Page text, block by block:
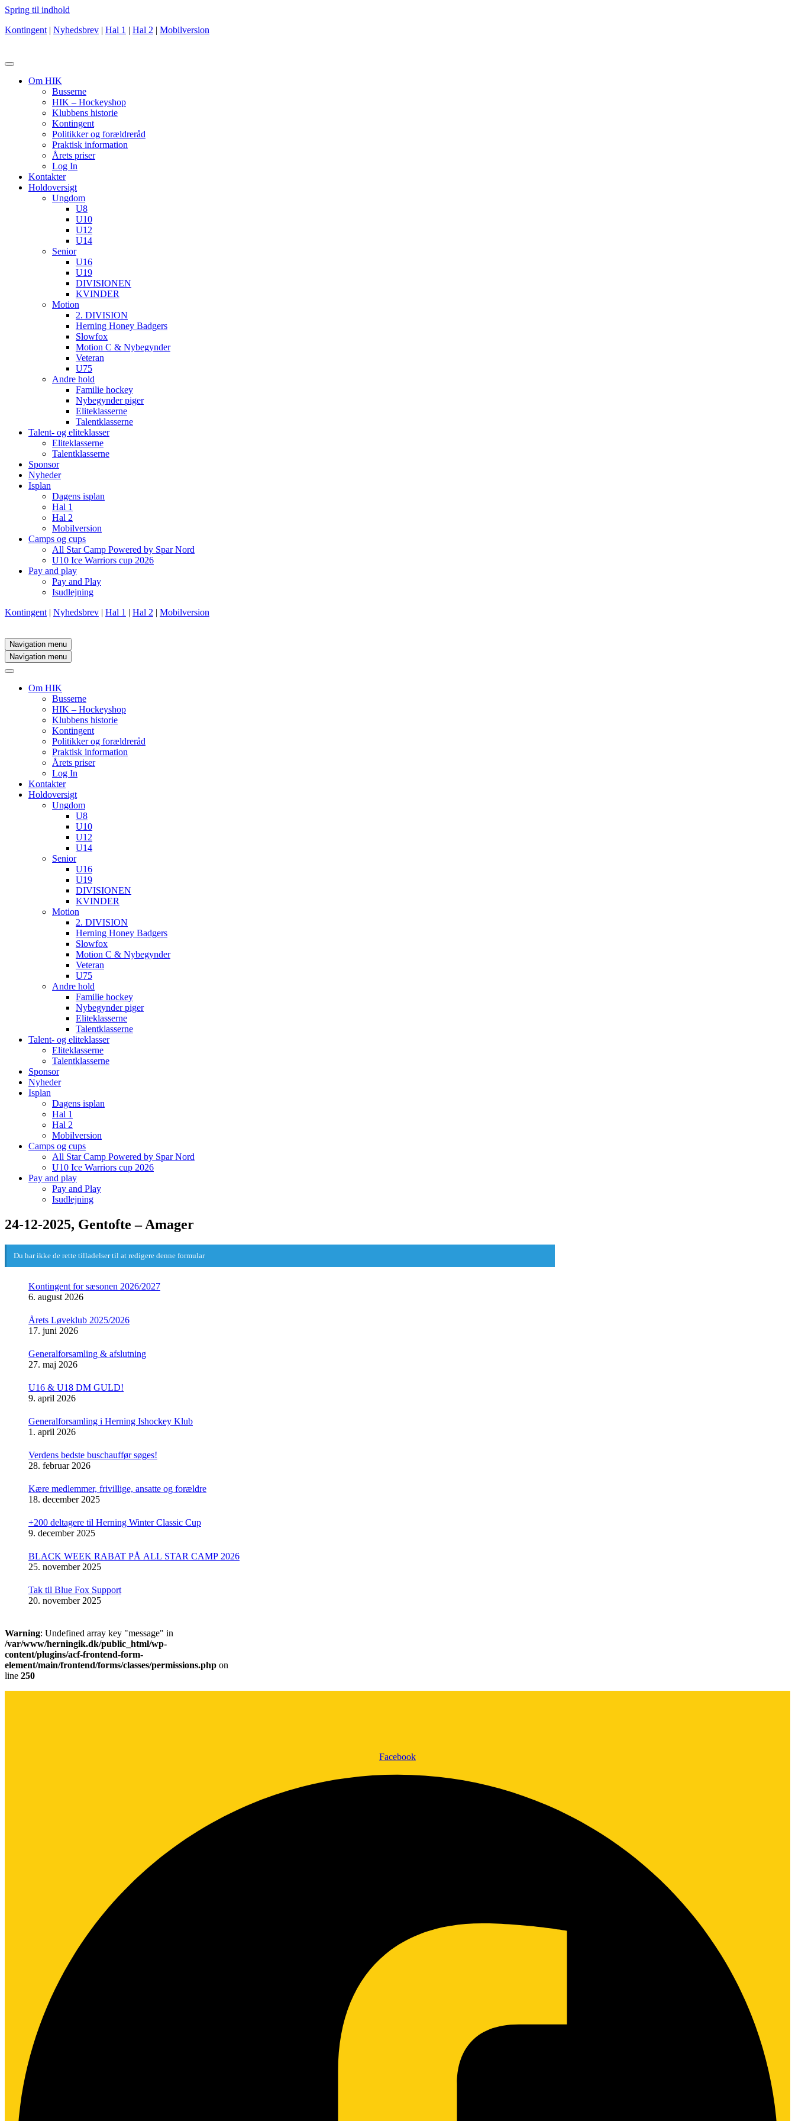
Spring til indhold
Kontingent | Nyhedsbrev | Hal 1 | Hal 2 | Mobilversion
Om HIK
Busserne
HIK – Hockeyshop
Klubbens historie
Kontingent
Politikker og forældreråd
Praktisk information
Årets priser
Log In
Kontakter
Holdoversigt
Ungdom
U8
U10
U12
U14
Senior
U16
U19
DIVISIONEN
KVINDER
Motion
2. DIVISION
Herning Honey Badgers
Slowfox
Motion C & Nybegynder
Veteran
U75
Andre hold
Familie hockey
Nybegynder piger
Eliteklasserne
Talentklasserne
Talent- og eliteklasser
Eliteklasserne
Talentklasserne
Sponsor
Nyheder
Isplan
Dagens isplan
Hal 1
Hal 2
Mobilversion
Camps og cups
All Star Camp Powered by Spar Nord
U10 Ice Warriors cup 2026
Pay and play
Pay and Play
Isudlejning
Kontingent | Nyhedsbrev | Hal 1 | Hal 2 | Mobilversion
Navigation menu
Navigation menu
Om HIK
Busserne
HIK – Hockeyshop
Klubbens historie
Kontingent
Politikker og forældreråd
Praktisk information
Årets priser
Log In
Kontakter
Holdoversigt
Ungdom
U8
U10
U12
U14
Senior
U16
U19
DIVISIONEN
KVINDER
Motion
2. DIVISION
Herning Honey Badgers
Slowfox
Motion C & Nybegynder
Veteran
U75
Andre hold
Familie hockey
Nybegynder piger
Eliteklasserne
Talentklasserne
Talent- og eliteklasser
Eliteklasserne
Talentklasserne
Sponsor
Nyheder
Isplan
Dagens isplan
Hal 1
Hal 2
Mobilversion
Camps og cups
All Star Camp Powered by Spar Nord
U10 Ice Warriors cup 2026
Pay and play
Pay and Play
Isudlejning
24-12-2025, Gentofte – Amager
Du har ikke de rette tilladelser til at redigere denne formular
Kontingent for sæsonen 2026/2027
6. august 2026
Årets Løveklub 2025/2026
17. juni 2026
Generalforsamling & afslutning
27. maj 2026
U16 & U18 DM GULD!
9. april 2026
Generalforsamling i Herning Ishockey Klub
1. april 2026
Verdens bedste buschauffør søges!
28. februar 2026
Kære medlemmer, frivillige, ansatte og forældre
18. december 2025
+200 deltagere til Herning Winter Classic Cup
9. december 2025
BLACK WEEK RABAT PÅ ALL STAR CAMP 2026
25. november 2025
Tak til Blue Fox Support
20. november 2025
Warning: Undefined array key "message" in
/var/www/herningik.dk/public_html/wp-
content/plugins/acf-frontend-form-
element/main/frontend/forms/classes/permissions.php on
line 250
Facebook